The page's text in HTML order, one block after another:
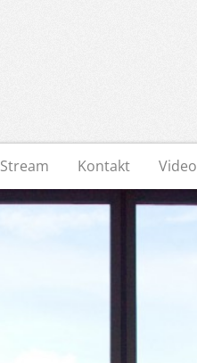
Stream Kontakt Video